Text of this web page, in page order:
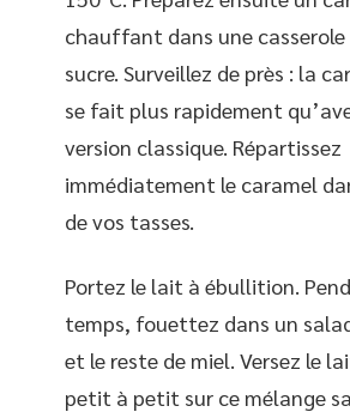
chauffant dans une casserole
sucre. Surveillez de près : la
se fait plus rapidement
version classique. Répartissez
immédiatement le caramel
de vos tasses.
Portez le lait à ébullition.
temps, fouettez dans un
et le reste de miel. Versez le
petit à petit sur ce mélange